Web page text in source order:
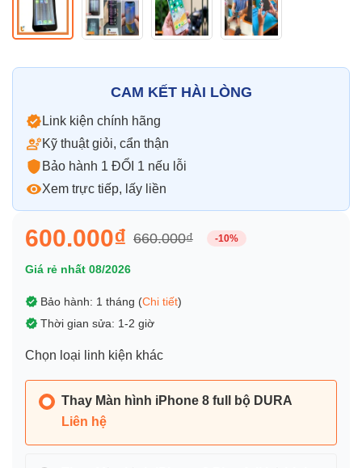
CAM KẾT HÀI LÒNG
Link kiện chính hãng
Kỹ thuật giỏi, cẩn thận
Bảo hành 1 ĐỔI 1 nếu lỗi
Xem trực tiếp, lấy liền
600.000₫ 660.000₫ -10%
Giá rẻ nhất 08/2026
Bảo hành: 1 tháng (Chi tiết)
Thời gian sửa: 1-2 giờ
Chọn loại linh kiện khác
Thay Màn hình iPhone 8 full bộ DURA
Liên hệ